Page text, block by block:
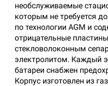
необслуживаемые
которым не требуется
по технологии AGM и
отрицательные
стекловолоконным
электролитом. Каждый
батареи снабжен
Корпус изготовлен из